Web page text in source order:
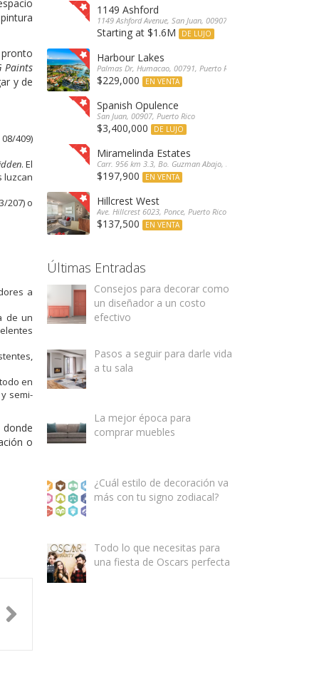
Paints
y de
409)
. El
luzcan
207) o
a
de un
en
semi-
o
1149 Ashford
1149 Ashford Avenue, San Juan, 00907, Puerto Rico
Starting at $1.6M DE LUJO
Harbour Lakes
Palmas Dr, Humacao, 00791, Puerto Rico
$229,000 EN VENTA
Spanish Opulence
San Juan, 00907, Puerto Rico
$3,400,000 DE LUJO
Miramelinda Estates
Carr. 956 km 3.3, Bo. Guzman Abajo, Río Grande, 00745, Puerto
$197,900 EN VENTA
Hillcrest West
Ave. Hillcrest 6023, Ponce, Puerto Rico
$137,500 EN VENTA
Últimas Entradas
Consejos para decorar como
un diseñador a un costo
efectivo
Pasos a seguir para darle vida
a tu sala
La mejor época para
comprar muebles
¿Cuál estilo de decoración va
más con tu signo zodiacal?
Todo lo que necesitas para
una fiesta de Oscars perfecta